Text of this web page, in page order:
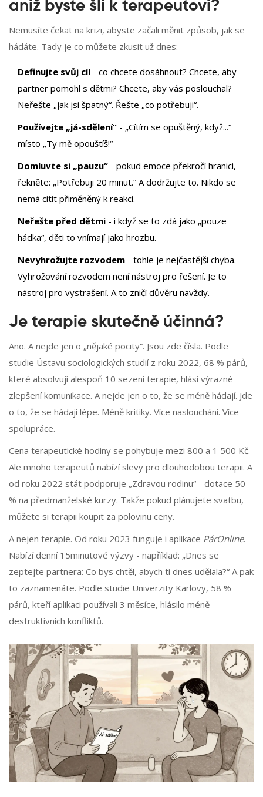
aniž byste šli k terapeutovi?
Nemusíte čekat na krizi, abyste začali měnit způsob, jak se
hádáte. Tady je co můžete zkusit už dnes:
Definujte svůj cíl - co chcete dosáhnout? Chcete, aby
partner pomohl s dětmi? Chcete, aby vás poslouchal?
Neřešte „jak jsi špatný“. Řešte „co potřebuji“.
Používejte „já-sdělení“ - „Cítím se opuštěný, když...“
místo „Ty mě opouštíš!“
Domluvte si „pauzu“ - pokud emoce překročí hranici,
řekněte: „Potřebuji 20 minut.“ A dodržujte to. Nikdo se
nemá cítit přiměněný k reakci.
Neřešte před dětmi - i když se to zdá jako „pouze
hádka“, děti to vnímají jako hrozbu.
Nevyhrožujte rozvodem - tohle je nejčastější chyba.
Vyhrožování rozvodem není nástroj pro řešení. Je to
nástroj pro vystrašení. A to zničí důvěru navždy.
Je terapie skutečně účinná?
Ano. A nejde jen o „nějaké pocity“. Jsou zde čísla. Podle
studie Ústavu sociologických studií z roku 2022, 68 % párů,
které absolvují alespoň 10 sezení terapie, hlásí výrazné
zlepšení komunikace. A nejde jen o to, že se méně hádají. Jde
o to, že se hádají lépe. Méně kritiky. Více naslouchání. Více
spolupráce.
Cena terapeutické hodiny se pohybuje mezi 800 a 1 500 Kč.
Ale mnoho terapeutů nabízí slevy pro dlouhodobou terapii. A
od roku 2022 stát podporuje „Zdravou rodinu“ - dotace 50
% na předmanželské kurzy. Takže pokud plánujete svatbu,
můžete si terapii koupit za polovinu ceny.
A nejen terapie. Od roku 2023 funguje i aplikace PárOnline.
Nabízí denní 15minutové výzvy - například: „Dnes se
zeptejte partnera: Co bys chtěl, abych ti dnes udělala?“ A pak
to zaznamenáte. Podle studie Univerzity Karlovy, 58 %
párů, kteří aplikaci používali 3 měsíce, hlásilo méně
destruktivních konfliktů.